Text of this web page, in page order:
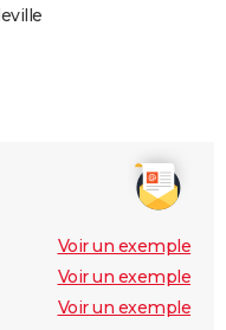
Voir un exemple
Voir un exemple
Voir un exemple